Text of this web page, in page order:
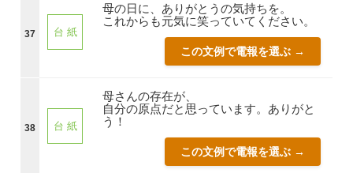
37 台 紙
母の日に、ありがとうの気持ちを。
これからも元気に笑っていてください。
この文例で電報を選ぶ →
38 台 紙
母さんの存在が、
自分の原点だと思っています。ありがと
う！
この文例で電報を選ぶ →